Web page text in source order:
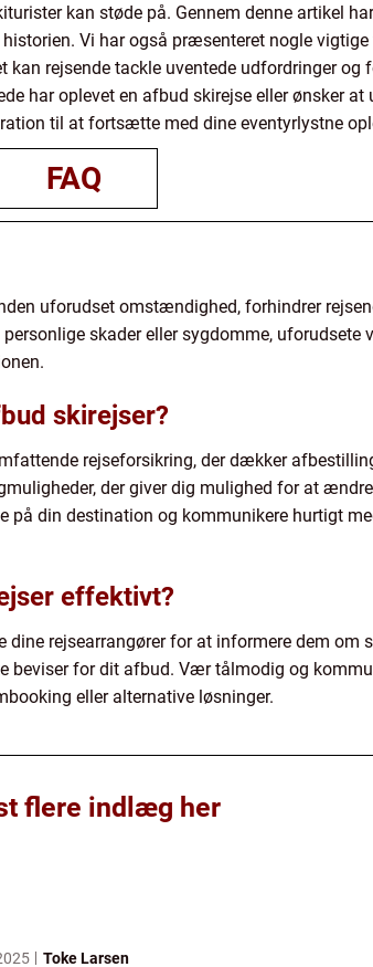
kan støde på. Gennem denne artikel
Vi har også præsenteret nogle
rejsende tackle uventede udfordringer og
har oplevet en afbud skirejse eller ønsker at
til at fortsætte med dine eventyrlystne
FAQ
uforudset omstændighed, forhindrer
skader eller sygdomme, uforudsete
skirejser?
rejseforsikring, der dækker
der giver dig mulighed for at
på din destination og kommunikere hurtigt
effektivt?
rejsearrangører for at informere dem om
for dit afbud. Vær tålmodig og
eller alternative løsninger.
flere indlæg her
Toke Larsen